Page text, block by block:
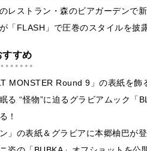
レストラン・森のビアガーデンで
「FLASH」で圧巻のスタイルを
すすめ
MONSTER Round 9」の表紙を飾
る “怪物”に迫るグラビアムック
！
ン」の表紙＆グラビアに本郷柚巴が